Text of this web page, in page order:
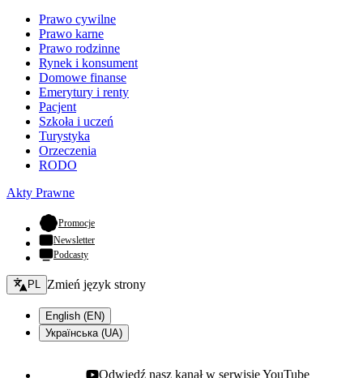
Prawo cywilne
Prawo karne
Prawo rodzinne
Rynek i konsument
Domowe finanse
Emerytury i renty
Pacjent
Szkoła i uczeń
Turystyka
Orzeczenia
RODO
Akty Prawne
Promocje- otwiera się w nowej karcie
Newsletter
Podcasty
Zmień język - bieżący:
PL Zmień język strony
English (EN)
Українська (UA)
Odwiedź nasz kanał w serwisie YouTube